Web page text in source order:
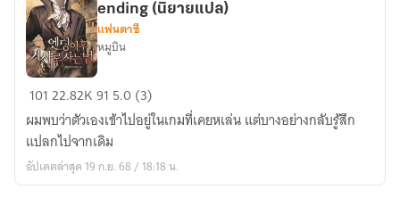
how
live
as
a
ending (นิยายแปล)
แฟนตาซี
หมูบิน
10122.82K91 5.0 (3)
ผมพบว่าตัวเองเข้าไปอยู่ในเกมที่เคยหเล่น แต่บางอย่างกลับรู้สึก
แปลกไปจากเดิม
อัปเดตล่าสุด 19 ก.ย. 68 / 18:18 น.